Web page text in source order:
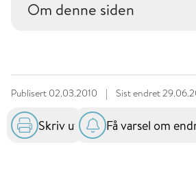
Om denne siden
Publisert 02.03.2010 | Sist endret
Skriv ut Få varsel om